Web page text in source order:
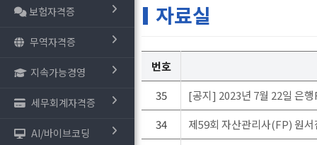
보험자격증
무역자격증
지속가능경영
세무회계자격증
AI/바이브코딩
자료실
번호
35
[공지] 2023년 7월 22일 은
34
제59회 자산관리사(FP) 원